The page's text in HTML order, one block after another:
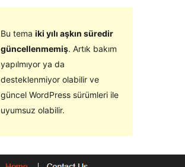
Bu tema iki yılı aşkın süredir
güncellenmemiş. Artık bakım
yapılmıyor ya da
desteklenmiyor olabilir ve
güncel WordPress sürümleri ile
uyumsuz olabilir.